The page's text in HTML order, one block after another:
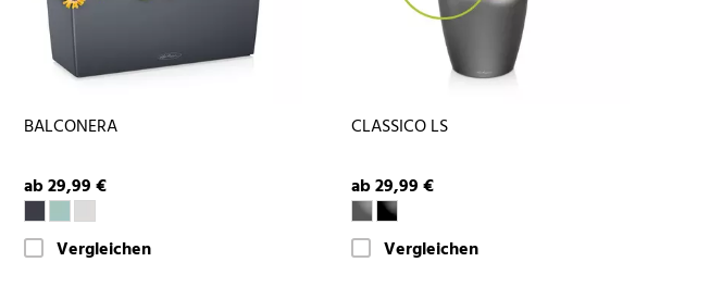
BALCONERA
ab 29,99 €
Vergleichen
CLASSICO LS
ab 29,99 €
Vergleichen